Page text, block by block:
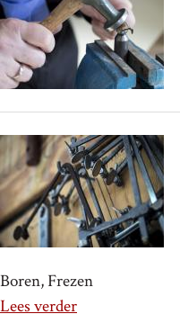
Boren, Frezen
Lees verder